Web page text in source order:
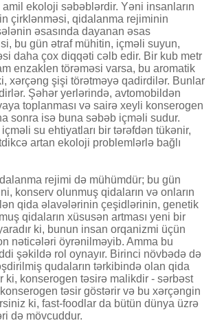
ekoloji səbəblərdir. Yəni insanların
çirklənməsi, qidalanma rejiminin
əsasında dayanan əsas
bu gün ətraf mühitin, içməli suyun,
daha çox diqqəti cəlb edir. Bir kub metr
enzaklen törəməsi varsa, bu aromatik
xərçəng şişi törətməyə qadirdilər. Bunlar
Şəhər yerlərində, avtomobildən
toplanması və sairə xeyli konserogen
sonra isə buna səbəb içməli sudur.
su ehtiyatları bir tərəfdən tükənir,
artan ekoloji problemlərlə bağlı
rejimi də mühümdür; bu gün
konserv olunmuş qidaların və onların
qida əlavələrinin çeşidlərinin, genetik
qidaların xüsusən artması yeni bir
ki, bunun insan orqanizmi üçün
nəticələri öyrənilməyib. Amma bu
şəkildə rol oynayır. Birinci növbədə də
qudaların tərkibində olan qida
ki, konserogen təsirə malikdir - sərbəst
təsir göstərir və bu xərçəngin
ki, fast-foodlar da bütün dünya üzrə
də mövcuddur.